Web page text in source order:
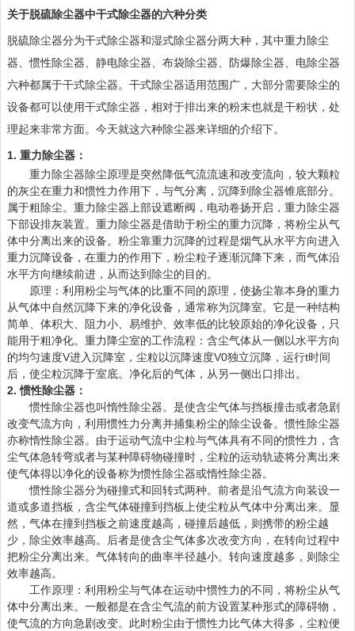
关于脱硫除尘器中干式除尘器的六种分类
脱硫除尘器分为干式除尘器和湿式除尘器分两大种，其中重力除尘
器、惯性除尘器、静电除尘器、布袋除尘器、防爆除尘器、电除尘器
六种都属于干式除尘器。干式除尘器适用范围广，大部分需要除尘的
设备都可以使用干式除尘器，相对于排出来的粉末也就是干粉状，处
理起来非常方面。今天就这六种除尘器来详细的介绍下。
1. 重力除尘器：
重力除尘器除尘原理是突然降低气流流速和改变流向，较大颗粒
的灰尘在重力和惯性力作用下，与气分离，沉降到除尘器锥底部分。
属于粗除尘。重力除尘器上部设遮断阀，电动卷扬开启，重力除尘器
下部设排灰装置。重力除尘器是借助于粉尘的重力沉降，将粉尘从气
体中分离出来的设备。粉尘靠重力沉降的过程是烟气从水平方向进入
重力沉降设备，在重力的作用下，粉尘粒子逐渐沉降下来，而气体沿
水平方向继续前进，从而达到除尘的目的。
原理：利用粉尘与气体的比重不同的原理，使扬尘靠本身的重力
从气体中自然沉降下来的净化设备，通常称为沉降室。它是一种结构
简单、体积大、阻力小、易维护、效率低的比较原始的净化设备，只
能用于粗净化。重力降尘室的工作流程：含尘气体从一侧以水平方向
的均匀速度V进入沉降室，尘粒以沉降速度V0独立沉降，运行t时间
后，使尘粒沉降于室底。净化后的气体，从另一侧出口排出。
2. 惯性除尘器：
惯性除尘器也叫惰性除尘器。是使含尘气体与挡板撞击或者急剧
改变气流方向，利用惯性力分离并捕集粉尘的除尘设备。惯性除尘器
亦称惰性除尘器。由于运动气流中尘粒与气体具有不同的惯性力，含
尘气体急转弯或者与某种障碍物碰撞时，尘粒的运动轨迹将分离出来
使气体得以净化的设备称为惯性除尘器或惰性除尘器。
惯性除尘器分为碰撞式和回转式两种。前者是沿气流方向装设一
道或多道挡板，含尘气体碰撞到挡板上使尘粒从气体中分离出来。显
然，气体在撞到挡板之前速度越高，碰撞后越低，则携带的粉尘越
少，除尘效率越高。后者是使含尘气体多次改变方向，在转向过程中
把粉尘分离出来。气体转向的曲率半径越小。转向速度越多，则除尘
效率越高。
工作原理：利用粉尘与气体在运动中惯性力的不同，将粉尘从气
体中分离出来。一般都是在含尘气流的前方设置某种形式的障碍物，
使气流的方向急剧改变。此时粉尘由于惯性力比气体大得多，尘粒便